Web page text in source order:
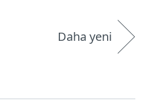
Daha yeni